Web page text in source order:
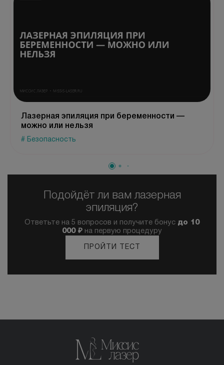
Лазерная эпиляция при беременности —
можно или нельзя
# Безопасность
Подойдёт ли вам лазерная
эпиляция?
Ответьте на 5 вопросов и получите бонус до 10
000 ₽ на первую процедуру
ПРОЙТИ ТЕСТ